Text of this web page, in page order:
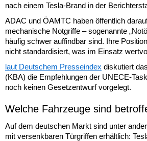
nach einem Tesla-Brand in der
ADAC und ÖAMTC haben öffentlich
mechanische Notgriffe – sogenannte
häufig schwer auffindbar sind. Ihre
nicht standardisiert, was im Einsatz
laut Deutschem Presseindex diskutiert
(KBA) die Empfehlungen der UNECE-
noch keinen Gesetzentwurf vorgelegt.
Welche Fahrzeuge sind
Auf dem deutschen Markt sind unter
mit versenkbaren Türgriffen erhältlich: